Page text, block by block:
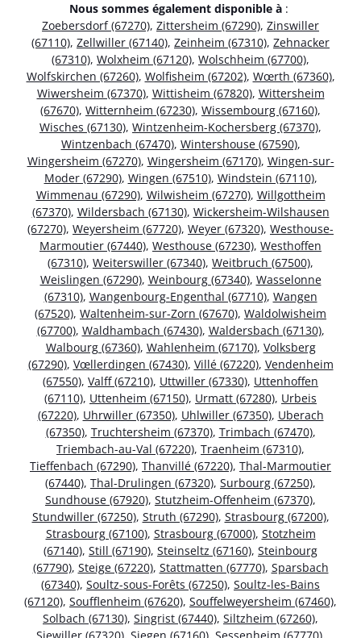
Nous sommes également disponible à :
Zoebersdorf (67270), Zittersheim (67290), Zinswiller
(67110), Zellwiller (67140), Zeinheim (67310), Zehnacker
(67310), Wolxheim (67120), Wolschheim (67700),
Wolfskirchen (67260), Wolfisheim (67202), Wœrth (67360),
Wiwersheim (67370), Wittisheim (67820), Wittersheim
(67670), Witternheim (67230), Wissembourg (67160),
Wisches (67130), Wintzenheim-Kochersberg (67370),
Wintzenbach (67470), Wintershouse (67590),
Wingersheim (67270), Wingersheim (67170), Wingen-sur-
Moder (67290), Wingen (67510), Windstein (67110),
Wimmenau (67290), Wilwisheim (67270), Willgottheim
(67370), Wildersbach (67130), Wickersheim-Wilshausen
(67270), Weyersheim (67720), Weyer (67320), Westhouse-
Marmoutier (67440), Westhouse (67230), Westhoffen
(67310), Weiterswiller (67340), Weitbruch (67500),
Weislingen (67290), Weinbourg (67340), Wasselonne
(67310), Wangenbourg-Engenthal (67710), Wangen
(67520), Waltenheim-sur-Zorn (67670), Waldolwisheim
(67700), Waldhambach (67430), Waldersbach (67130),
Walbourg (67360), Wahlenheim (67170), Volksberg
(67290), Vœllerdingen (67430), Villé (67220), Vendenheim
(67550), Valff (67210), Uttwiller (67330), Uttenhoffen
(67110), Uttenheim (67150), Urmatt (67280), Urbeis
(67220), Uhrwiller (67350), Uhlwiller (67350), Uberach
(67350), Truchtersheim (67370), Trimbach (67470),
Triembach-au-Val (67220), Traenheim (67310),
Tieffenbach (67290), Thanvillé (67220), Thal-Marmoutier
(67440), Thal-Drulingen (67320), Surbourg (67250),
Sundhouse (67920), Stutzheim-Offenheim (67370),
Stundwiller (67250), Struth (67290), Strasbourg (67200),
Strasbourg (67100), Strasbourg (67000), Stotzheim
(67140), Still (67190), Steinseltz (67160), Steinbourg
(67790), Steige (67220), Stattmatten (67770), Sparsbach
(67340), Soultz-sous-Forêts (67250), Soultz-les-Bains
(67120), Soufflenheim (67620), Souffelweyersheim (67460),
Solbach (67130), Singrist (67440), Siltzheim (67260),